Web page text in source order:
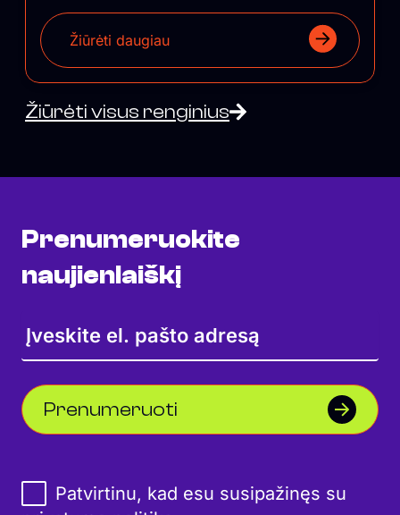
Žiūrėti daugiau
Žiūrėti visus renginius
Prenumeruokite
naujienlaiškį
Prenumeruoti
Patvirtinu, kad esu susipažinęs su